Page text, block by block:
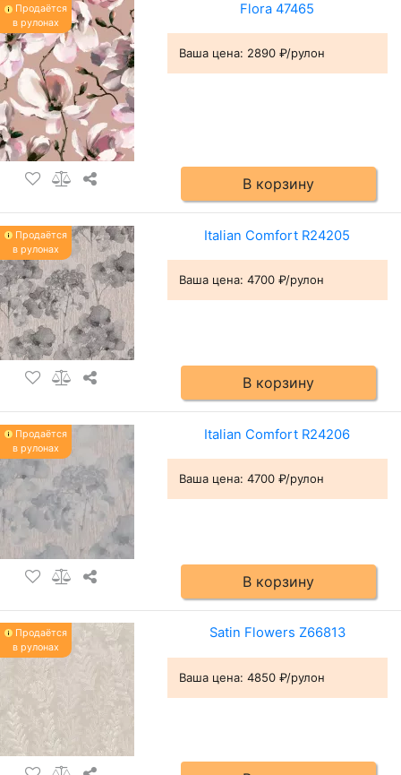
Продаётся
в рулонах
Flora 47465
Ваша цена: 2890 ₽/рулон
В корзину
Продаётся
в рулонах
Italian Comfort R24205
Ваша цена: 4700 ₽/рулон
В корзину
Продаётся
в рулонах
Italian Comfort R24206
Ваша цена: 4700 ₽/рулон
В корзину
Продаётся
в рулонах
Satin Flowers Z66813
Ваша цена: 4850 ₽/рулон